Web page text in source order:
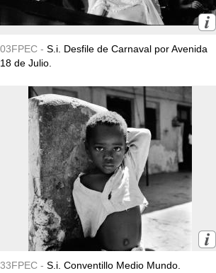
03FPEC - S.i. Desfile de Carnaval por Avenida
18 de Julio.
33FPEC - S.i. Conventillo Medio Mundo.